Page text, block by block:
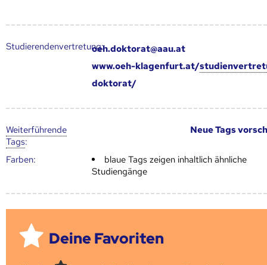
Studierendenvertretung:oeh.doktorat@aau.at
www.oeh-klagenfurt.at/
doktorat/
Weiter­führende
Tags:
Neue Tags
Farben:
blaue Tags zeigen inhaltlich ähnliche
Studiengänge
Deine Favoriten